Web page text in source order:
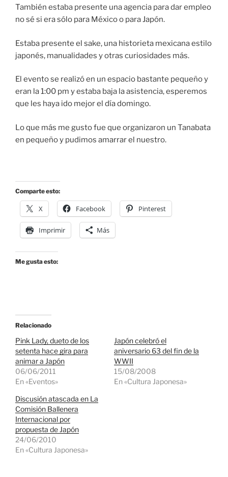
También estaba presente una agencia para dar empleo
no sé si era sólo para México o para Japón.
Estaba presente el sake, una historieta mexicana estilo
japonés, manualidades y otras curiosidades más.
El evento se realizó en un espacio bastante pequeño y
eran la 1:00 pm y estaba baja la asistencia, esperemos
que les haya ido mejor el día domingo.
Lo que más me gusto fue que organizaron un Tanabata
en pequeño y pudimos amarrar el nuestro.
Comparte esto:
X Facebook Pinterest
Imprimir Más
Me gusta esto:
Relacionado
Pink Lady, dueto de los
setenta hace gira para
animar a Japón
06/06/2011
En «Eventos»
Japón celebró el
aniversario 63 del fin de la
WWII
15/08/2008
En «Cultura Japonesa»
Discusión atascada en La
Comisión Ballenera
Internacional por
propuesta de Japón
24/06/2010
En «Cultura Japonesa»